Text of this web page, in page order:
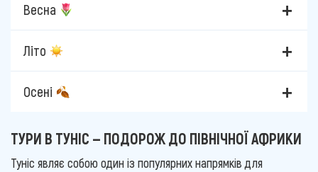
Весна
Літо
Осені
ТУРИ В ТУНІС — ПОДОРОЖ ДО ПІВНІЧНОЇ АФРИКИ
Туніс являє собою один із популярних напрямків для